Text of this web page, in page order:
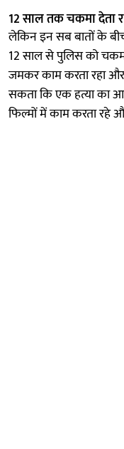
12 साल तक चकमा देता
लेकिन इन सब बातों के
12 साल से पुलिस को
जमकर काम करता रहा
सकता कि एक हत्या का
फिल्मों में काम करता रहे